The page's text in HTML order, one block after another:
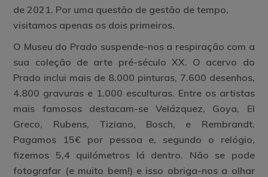
de 2021. Por uma questão de gestão de tempo,
visitamos apenas os dois primeiros.
O Museu do Prado suspende-nos a respiração com a
sua coleção de arte pré-século XX. O acervo do
Prado inclui mais de 8.000 pinturas, 7.600 desenhos,
4.800 gravuras e 1.000 esculturas. Entre os artistas
mais famosos destacam-se Velázquez, Goya, El
Greco, Rubens, Tiziano, Bosch, e Rembrandt.
Pagamos 15€ por pessoa e, segundo o relógio,
fizemos 5,4 quilómetros lá dentro. Não se pode
fotografar (e muito bem!) e isso obriga-nos a olhar